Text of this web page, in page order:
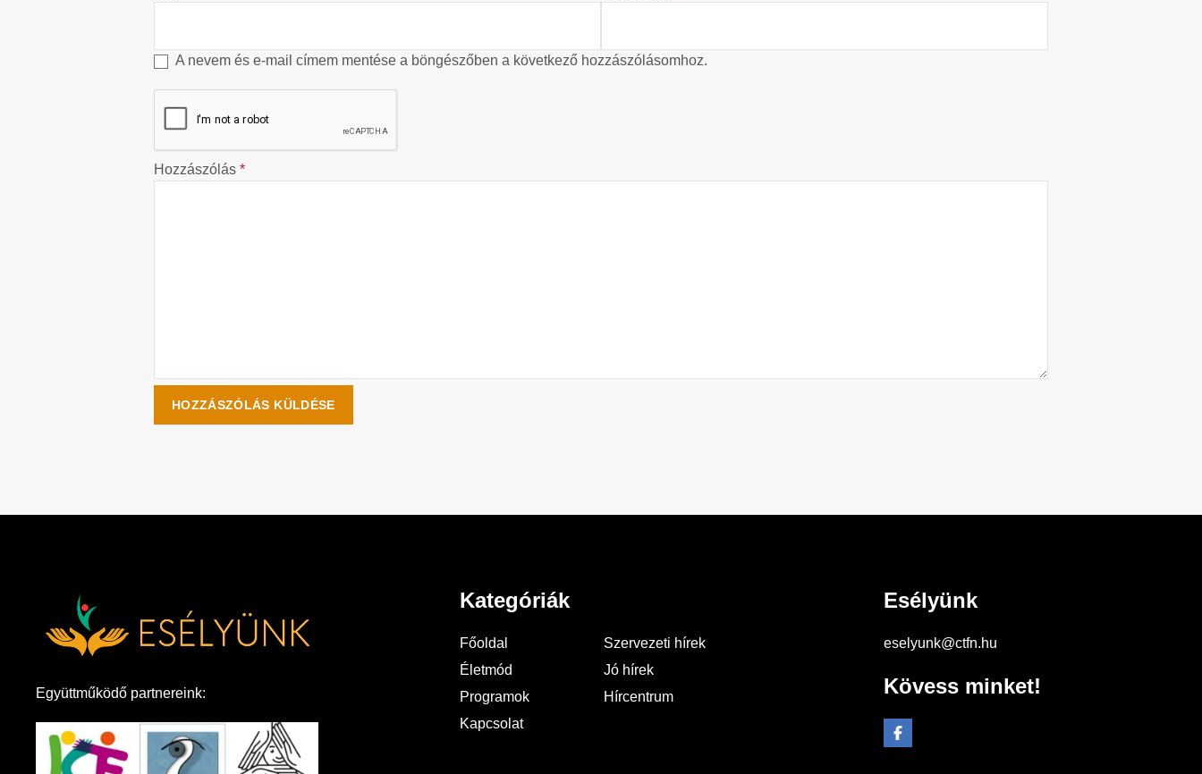
A nevem és e-mail címem mentése a böngészőben a következő hozzászólásomhoz.
Hozzászólás *
Együttműködő partnereink:
Kategóriák
Főoldal
Szervezeti hírek
Életmód
Jó hírek
Programok
Hírcentrum
Kapcsolat
Esélyünk
eselyunk@ctfn.hu
Kövess minket!